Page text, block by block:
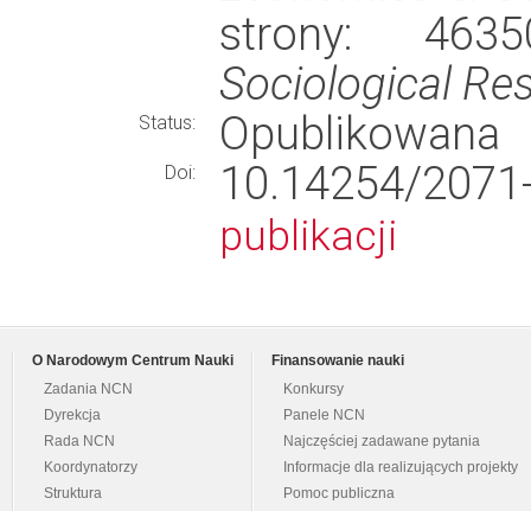
strony:
Sociological
Status: Opublikowana
Doi: 10.14254/
publikacji
O Narodowym Centrum Nauki
Zadania NCN
Dyrekcja
Rada NCN
Koordynatorzy
Struktura
Finansowanie nauki
Konkursy
Panele NCN
Najczęściej zadawane pytania
Informacje dla realizujących projekty
Pomoc publiczna